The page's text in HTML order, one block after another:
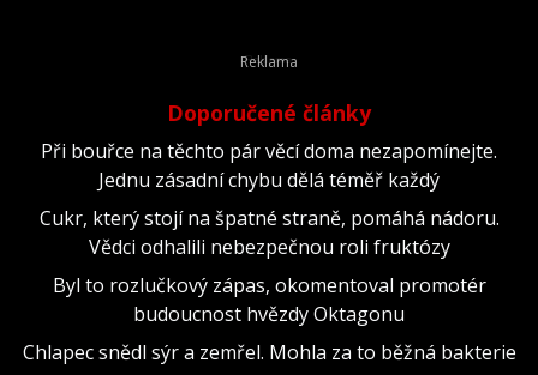
Doporučené články
Při bouřce na těchto pár věcí doma nezapomínejte.
Jednu zásadní chybu dělá téměř každý
Cukr, který stojí na špatné straně, pomáhá nádoru.
Vědci odhalili nebezpečnou roli fruktózy
Byl to rozlučkový zápas, okomentoval promotér
budoucnost hvězdy Oktagonu
Chlapec snědl sýr a zemřel. Mohla za to běžná bakterie